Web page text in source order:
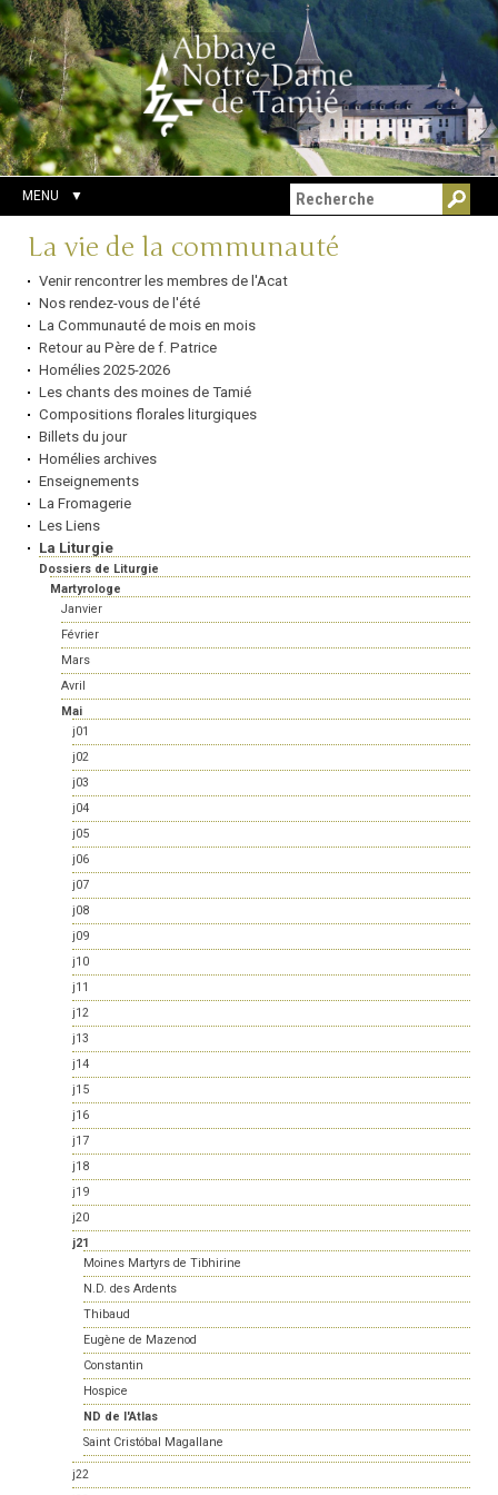
Aller
au
contenu.
|
Aller
à
la
navigation
Outils
personnels
Chercher par
Recherche
avancée…
MENU
Navigation
La vie de la communauté
Venir rencontrer les membres de l'Acat
Nos rendez-vous de l'été
La Communauté de mois en mois
Retour au Père de f. Patrice
Homélies 2025-2026
Les chants des moines de Tamié
Compositions florales liturgiques
Billets du jour
Homélies archives
Enseignements
La Fromagerie
Les Liens
La Liturgie
Dossiers de Liturgie
Martyrologe
Janvier
Février
Mars
Avril
Mai
j01
j02
j03
j04
j05
j06
j07
j08
j09
j10
j11
j12
j13
j14
j15
j16
j17
j18
j19
j20
j21
Moines Martyrs de Tibhirine
N.D. des Ardents
Thibaud
Eugène de Mazenod
Constantin
Hospice
ND de l'Atlas
Saint Cristóbal Magallane
j22